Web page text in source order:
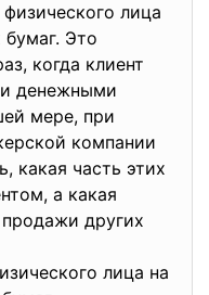
лица
Это
когда клиент
денежными
мере, при
компании
какая часть этих
а какая
других
лица на